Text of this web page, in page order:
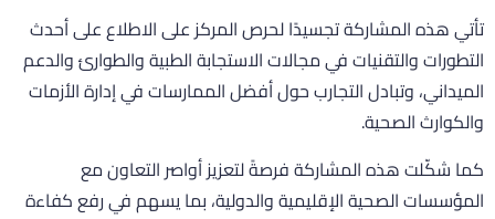
هذه المشاركة تجسيدًا لحرص المركز على الاطلاع على أحدث
والتقنيات في مجالات الاستجابة الطبية والطوارئ والدعم
وتبادل التجارب حول أفضل الممارسات في إدارة الأزمات
الصحية.
شكّلت هذه المشاركة فرصةً لتعزيز أواصر التعاون مع
الصحية الإقليمية والدولية، بما يسهم في رفع كفاءة